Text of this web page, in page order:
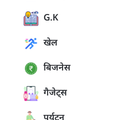
G.K
खेल
बिजनेस
गैजेट्स